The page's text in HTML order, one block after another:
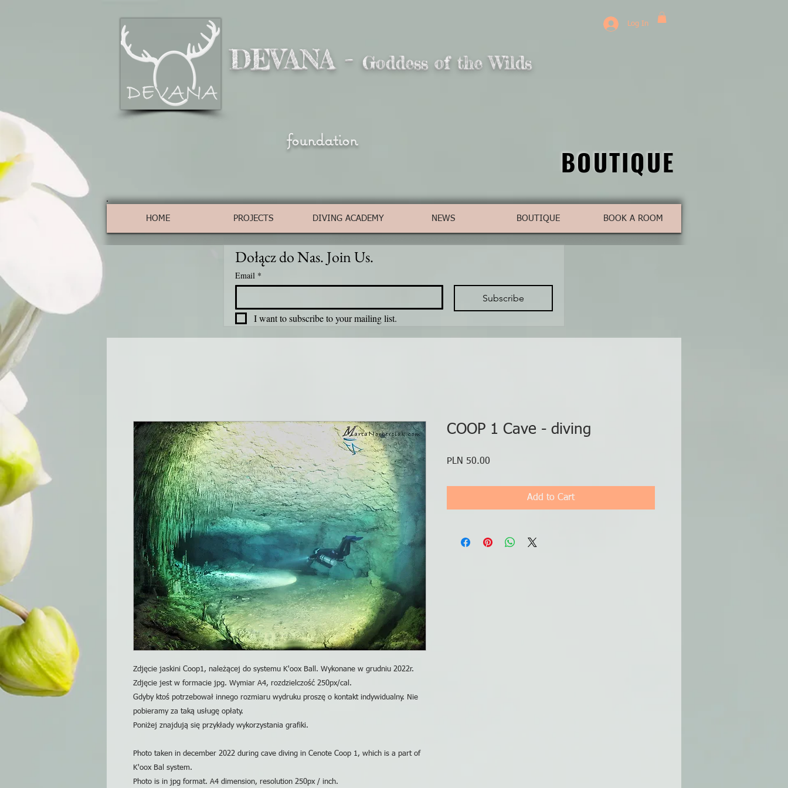
Log In
DEVANA - Goddess of the Wilds
foundation
BOUTIQUE
BOUTIQUE
HOME PROJECTS DIVING ACADEMY NEWS BOUTIQUE BOOK A ROOM
Dołącz do Nas. Join Us.
Email *
Subscribe
I want to subscribe to your mailing list.
Zdjęcie jaskini Coop1, należącej do systemu K'oox Ball. Wykonane w grudniu 2022r.
Zdjęcie jest w formacie jpg. Wymiar A4, rozdzielczość 250px/cal.
Gdyby ktoś potrzebował innego rozmiaru wydruku proszę o kontakt indywidualny. Nie
pobieramy za taką usługę opłaty.
Poniżej znajdują się przykłady wykorzystania grafiki.
Photo taken in december 2022 during cave diving in Cenote Coop 1, which is a part of
K'oox Bal system.
Photo is in jpg format. A4 dimension, resolution 250px / inch.
COOP 1 Cave - diving
PLN 50.00
Add to Cart